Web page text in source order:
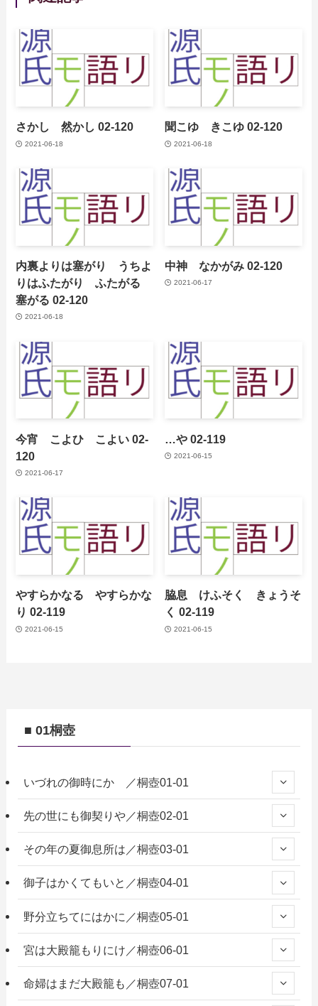
さかし 然かし 02-120
2021-06-18
聞こゆ きこゆ 02-120
2021-06-18
内裏よりは塞がり うちよ
りはふたがり ふたがる
塞がる 02-120
2021-06-18
中神 なかがみ 02-120
2021-06-17
今宵 こよひ こよい 02-
120
2021-06-17
…や 02-119
2021-06-15
やすらかなる やすらかな
り 02-119
2021-06-15
脇息 けふそく きょうそ
く 02-119
2021-06-15
■ 01桐壺
いづれの御時にか ／桐壺01-01
先の世にも御契りや／桐壺02-01
その年の夏御息所は／桐壺03-01
御子はかくてもいと／桐壺04-01
野分立ちてにはかに／桐壺05-01
宮は大殿籠もりにけ／桐壺06-01
命婦はまだ大殿籠も／桐壺07-01